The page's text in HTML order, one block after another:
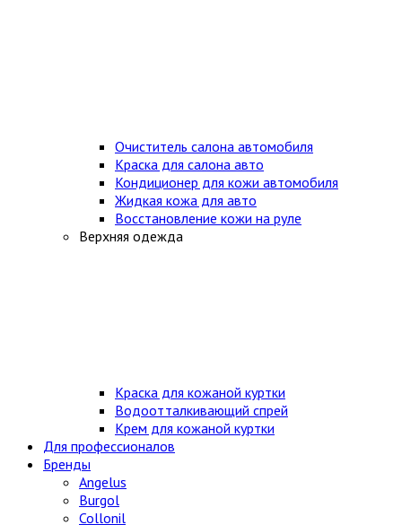
Очиститель салона автомобиля
Краска для салона авто
Кондиционер для кожи автомобиля
Жидкая кожа для авто
Восстановление кожи на руле
Верхняя одежда
Краска для кожаной куртки
Водоотталкивающий спрей
Крем для кожаной куртки
Для профессионалов
Бренды
Angelus
Burgol
Collonil